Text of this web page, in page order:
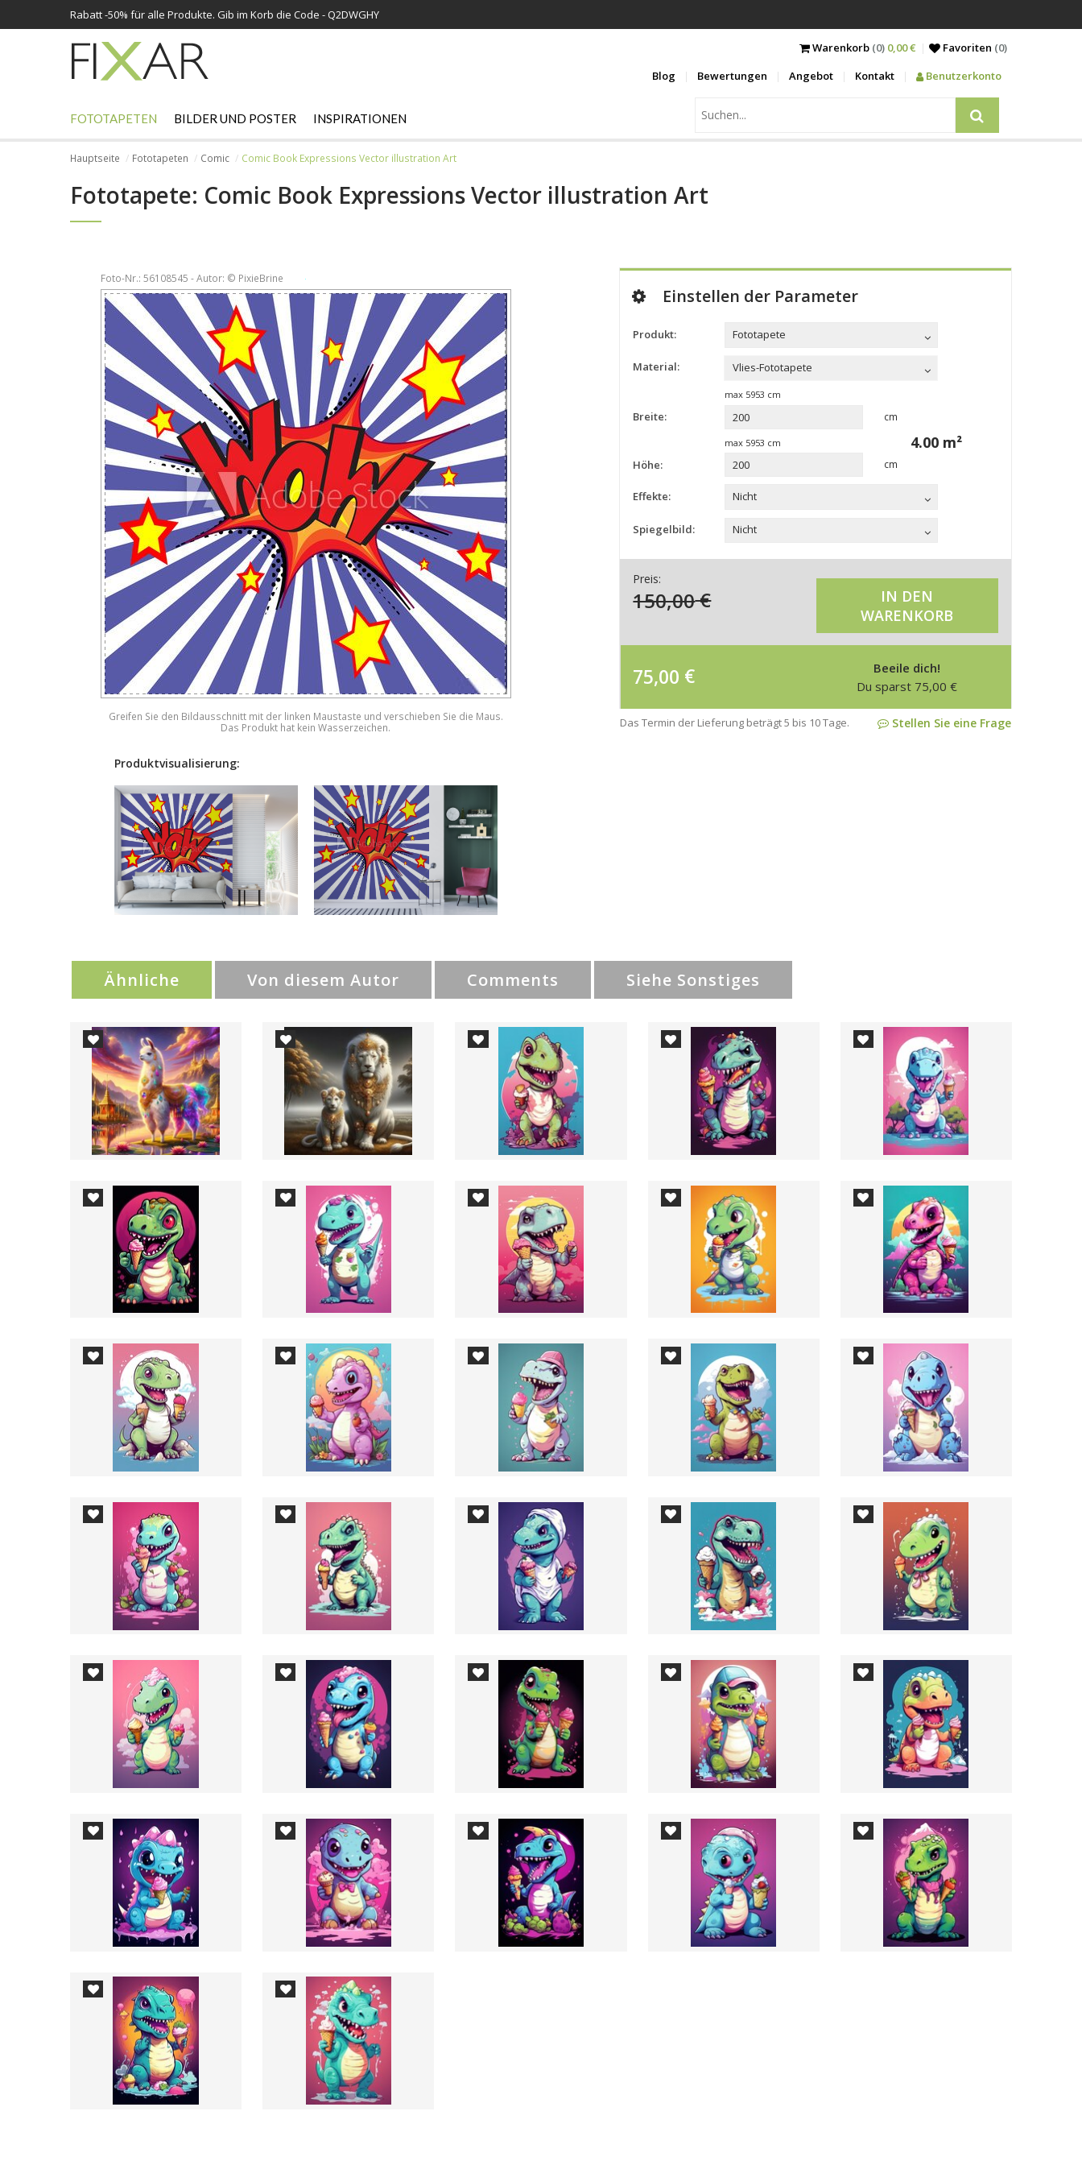
Rabatt -50% für alle Produkte. Gib im Korb die Code - Q2DWGHY
Warenkorb(0) 0,00 € Favoriten (0)
Blog
Bewertungen Angebot Kontakt Benutzerkonto
FOTOTAPETEN BILDER UND POSTER INSPIRATIONEN
Hauptseite Fototapeten Comic Comic Book Expressions Vector illustration Art
Fototapete: Comic Book Expressions Vector illustration Art
Foto-Nr.: 56108545 - Autor: © PixieBrine
Greifen Sie den Bildausschnitt mit der linken Maustaste und verschieben Sie die Maus.
Das Produkt hat kein Wasserzeichen.
Produktvisualisierung:
Einstellen der Parameter
Produkt: Fototapete
Material: Vlies-Fototapete
max 5953 cm
Breite: cm
max 5953 cm
Höhe: cm
4.00 m²
Effekte: Nicht
Spiegelbild: Nicht
Preis:
150,00€
IN DEN
WARENKORB
75,00 €
Beeile dich!
Du sparst 75,00 €
Das Termin der Lieferung beträgt 5 bis 10 Tage. Stellen Sie eine Frage
Ähnliche Von diesem Autor Comments Siehe Sonstiges